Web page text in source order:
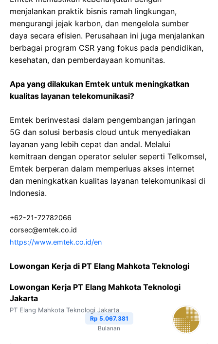
menjalankan praktik bisnis ramah lingkungan,
mengurangi jejak karbon, dan mengelola sumber
daya secara efisien. Perusahaan ini juga menjalankan
berbagai program CSR yang fokus pada pendidikan,
kesehatan, dan pemberdayaan komunitas.
Apa yang dilakukan Emtek untuk meningkatkan
kualitas layanan telekomunikasi?
Emtek berinvestasi dalam pengembangan jaringan
5G dan solusi berbasis cloud untuk menyediakan
layanan yang lebih cepat dan andal. Melalui
kemitraan dengan operator seluler seperti Telkomsel,
Emtek berperan dalam memperluas akses internet
dan meningkatkan kualitas layanan telekomunikasi di
Indonesia.
+62-21-72782066
corsec@emtek.co.id
https://www.emtek.co.id/en
Lowongan Kerja di PT Elang Mahkota Teknologi
Lowongan Kerja PT Elang Mahkota Teknologi
Jakarta
PT Elang Mahkota Teknologi Jakarta
Rp 5.067.381
Bulanan